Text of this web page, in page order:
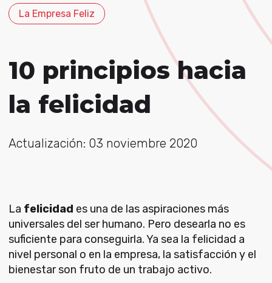
La Empresa Feliz
10 principios hacia
la felicidad
Actualización: 03 noviembre 2020
La felicidad es una de las aspiraciones más
universales del ser humano. Pero desearla no es
suficiente para conseguirla. Ya sea la felicidad a
nivel personal o en la empresa, la satisfacción y el
bienestar son fruto de un trabajo activo.